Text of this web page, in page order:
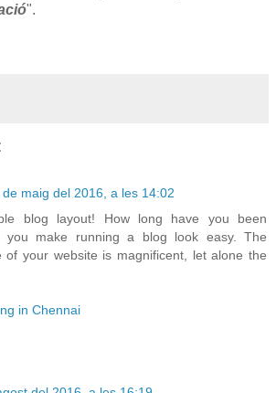
".
de maig del 2016, a les 14:02
blog layout! How long have you been
you make running a blog look easy. The
of your website is magnificent, let alone the
in Chennai